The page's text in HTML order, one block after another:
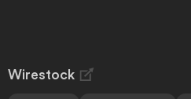
Wirestock